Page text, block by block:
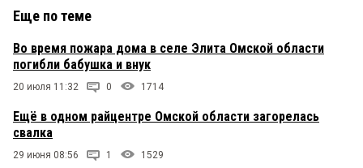
Еще по теме
Во время пожара дома в селе Элита Омской области
погибли бабушка и внук
20 июля 11:32 0 1714
Ещё в одном райцентре Омской области загорелась
свалка
29 июня 08:56 1 1529